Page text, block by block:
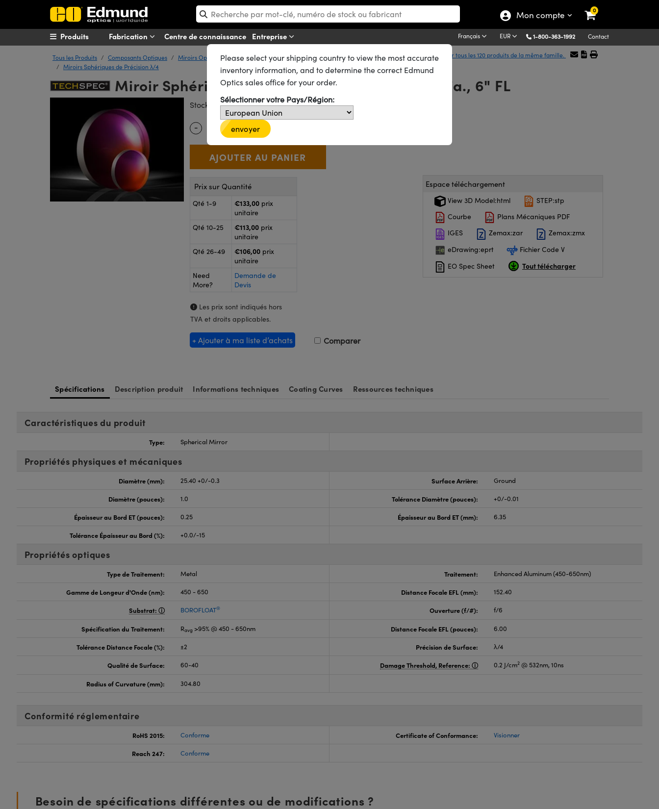
Mon compte 0
Fabrication Centre de connaissance Entreprise Français EUR 1-800-363-1992 Contact
Produits
Tous les Produits Composants Optiques Miroirs Optiques
Miroirs (Concaves) de Focalisation
Miroirs Sphériques de Précision λ/4
Afficher tous les 120 produits de la même famille.
Miroir Sphérique Traité Alum. Amélioré, 1" de dia., 6" FL
Stock #49-610 2 In Stock
Quantity Selector
- Use the plus and minus buttons to adjust the quantity.
+ €133,00
Prix sur Quantité
Qté 1-9 €133,00 prix
unitaire
Qté 10-25
€113,00 prix
unitaire
Qté 26-49
€106,00 prix
unitaire
Need
More?
Demande de
Devis
Les prix sont indiqués hors
TVA et droits applicables.
+ Ajouter à ma liste d’achats Comparer
Espace téléchargement
View 3D Model:html
STEP:stp
Courbe
Plans Mécaniques PDF
IGES
Zemax:zar
Zemax:zmx
eDrawing:eprt
Fichier Code V
EO Spec Sheet
Tout télécharger
Spécifications Description produit Informations techniques Coating Curves Ressources techniques
Caractéristiques du produit
Type: Spherical Mirror
Propriétés physiques et mécaniques
Diamètre (mm): 25.40 +0/-0.3 Surface Arrière: Ground
Diamètre (pouces): 1.0 Tolérance Diamètre (pouces): +0/-0.01
Épaisseur au Bord ET (pouces): 0.25 Épaisseur au Bord ET (mm): 6.35
Tolérance Épaisseur au Bord (%): +0.0/-15
Propriétés optiques
Type de Traitement: Metal Traitement: Enhanced Aluminum (450-650nm)
Gamme de Longeur d'Onde (nm): 450 - 650 Distance Focale EFL (mm): 152.40
Substrat: BOROFLOAT® Ouverture (f/#): f/6
Spécification du Traitement: Ravg >95% @ 450 - 650nm Distance Focale EFL (pouces): 6.00
Tolérance Distance Focale (%): ±2 Précision de Surface: λ/4
Qualité de Surface: 60-40 Damage Threshold, Reference: 0.2 J/cm2 @ 532nm, 10ns
Radius of Curvature (mm): 304.80
Conformité réglementaire
RoHS 2015: Conforme Certificate of Conformance: Visionner
Reach 247: Conforme
Besoin de spécifications différentes ou de modifications ?
Please select your shipping country to view the most accurate
inventory information, and to determine the correct Edmund
Optics sales office for your order.
Sélectionner votre Pays/Région:
envoyer